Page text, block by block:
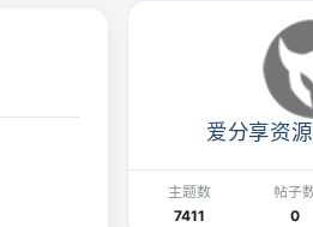
爱分享资
主题数
7411
帖子
0